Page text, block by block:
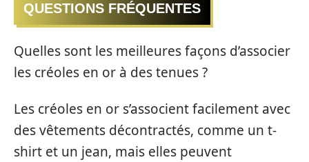
QUESTIONS FRÉQUENTES
Quelles sont les meilleures façons d’associer
les créoles en or à des tenues ?
Les créoles en or s’associent facilement avec
des vêtements décontractés, comme un t-
shirt et un jean, mais elles peuvent